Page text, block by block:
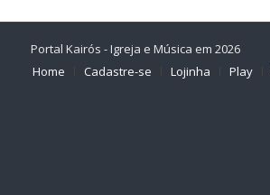
Portal Kairós - Igreja e Música em 2026
Home
Cadastre-se Lojinha Play